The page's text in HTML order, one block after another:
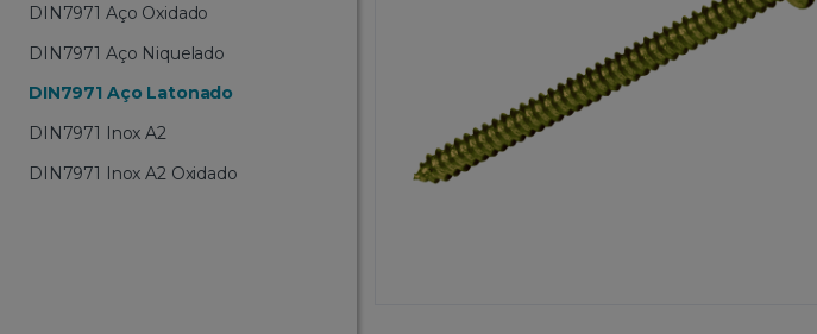
DIN7971 Aço Oxidado
DIN7971 Aço Niquelado
DIN7971 Aço Latonado
DIN7971 Inox A2
DIN7971 Inox A2 Oxidado